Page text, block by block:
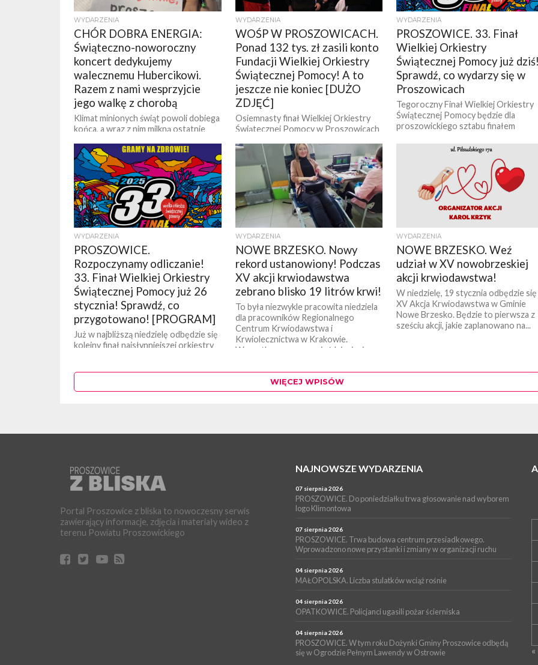
WYDARZENIA
CHÓR DOBRA ENERGIA:
Świąteczno-noworoczny
koncert dedykujemy
walecznemu Hubercikowi.
Razem z nami wesprzyjcie
jego walkę z chorobą
Klimat minionych świąt powoli dobiega
końca, a wraz z nim milkną ostatnie
świątecznych utworów. Ostatni dzień
stycznia będzie...
WYDARZENIA
WOŚP W PROSZOWICACH.
Ponad 132 tys. zł zasili konto
Fundacji Wielkiej Orkiestry
Świątecznej Pomocy! A to
jeszcze nie koniec [DUŻO
ZDJĘĆ]
Osiemnasty finał Wielkiej Orkiestry
Świątecznej Pomocy w Proszowicach
mają nadzieję, że historyczny będzie
także ostateczny wynik zbiórki, który...
WYDARZENIA
PROSZOWICE. 33. Finał
Wielkiej Orkiestry
Świątecznej Pomocy już dziś!
Sprawdź, co wydarzy się w
Proszowicach
Tegoroczny Finał Wielkiej Orkiestry
Świątecznej Pomocy będzie dla
proszowickiego sztabu finałem
Wypoczynku w Proszowicach zagra
WYDARZENIA
PROSZOWICE.
Rozpoczynamy odliczanie!
33. Finał Wielkiej Orkiestry
Świątecznej Pomocy już 26
stycznia! Sprawdź, co
przygotowano! [PROGRAM]
Już w najbliższą niedzielę odbędzie się
kolejny finał najsłynniejszej orkiestry
roku zagra pod...
WYDARZENIA
NOWE BRZESKO. Nowy
rekord ustanowiony! Podczas
XV akcji krwiodawstwa
zebrano blisko 19 litrów krwi!
To była niezwykle pracowita niedziela
dla pracowników Regionalnego
Centrum Krwiodawstwa i
Krwiolecznictwa w Krakowie.
Wszystko za sprawą pięćdziesięciu
WYDARZENIA
NOWE BRZESKO. Weź
udział w XV nowobrzeskiej
akcji krwiodawstwa!
W niedzielę, 19 stycznia odbędzie się
XV Akcja Krwiodawstwa w Gminie
Nowe Brzesko. Będzie to pierwsza z
sześciu akcji, jakie zaplanowano na...
WIĘCEJ WPISÓW
Portal Proszowice z bliska to nowoczesny serwis
zawierający informacje, zdjęcia i materiały wideo z
terenu Powiatu Proszowickiego
NAJNOWSZE WYDARZENIA
07 sierpnia 2026
PROSZOWICE. Do poniedziałku trwa głosowanie nad wyborem
logo Klimontowa
07 sierpnia 2026
PROSZOWICE. Trwa budowa centrum przesiadkowego.
Wprowadzono nowe przystanki i zmiany w organizacji ruchu
04 sierpnia 2026
MAŁOPOLSKA. Liczba stulatków wciąż rośnie
04 sierpnia 2026
OPATKOWICE. Policjanci ugasili pożar ścierniska
04 sierpnia 2026
PROSZOWICE. W tym roku Dożynki Gminy Proszowice odbędą
się w Ogrodzie Pełnym Lawendy w Ostrowie